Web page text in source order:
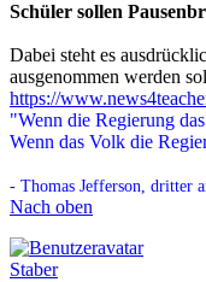
Schüler sollen
Dabei steht es
ausgenommen werden
https://
"Wenn die Regierung
Wenn das Volk die
- Thomas Jefferson, dritter
Nach oben
Staber